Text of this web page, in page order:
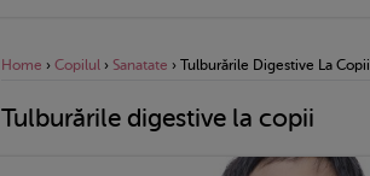
Home › Copilul › Sanatate › Tulburările Digestive La Copii
Tulburările digestive la copii